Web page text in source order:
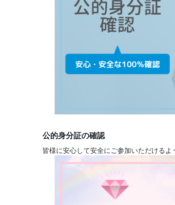
公的身分証の確認
皆様に安心して安全にご参加いただける